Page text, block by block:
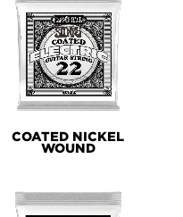
COATED NICKEL
WOUND